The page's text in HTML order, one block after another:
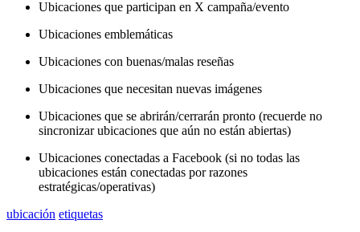
Ubicaciones que participan en X campaña/evento
Ubicaciones emblemáticas
Ubicaciones con buenas/malas reseñas
Ubicaciones que necesitan nuevas imágenes
Ubicaciones que se abrirán/cerrarán pronto (recuerde no
sincronizar ubicaciones que aún no están abiertas)
Ubicaciones conectadas a Facebook (si no todas las
ubicaciones están conectadas por razones
estratégicas/operativas)
ubicación etiquetas